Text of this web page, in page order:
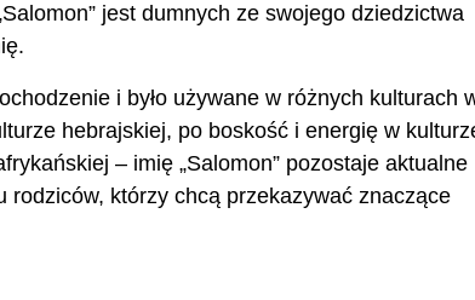
jest dumnych ze swojego dziedzictwa
i było używane w różnych kulturach
hebrajskiej, po boskość i energię w
– imię „Salomon” pozostaje aktualne
którzy chcą przekazywać znaczące